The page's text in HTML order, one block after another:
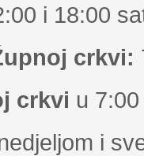
i 18:00
crkvi:
crkvi u
i